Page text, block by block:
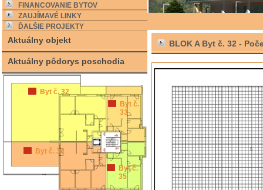
FINANCOVANIE BYTOV
ZAUJÍMAVÉ LINKY
ĎALŠIE PROJEKTY
Aktuálny objekt
Aktuálny pôdorys poschodia
Byt č. 32
Byt č.
33
Byt č. 34
Byt č.
35
BLOK A Byt č. 32 -